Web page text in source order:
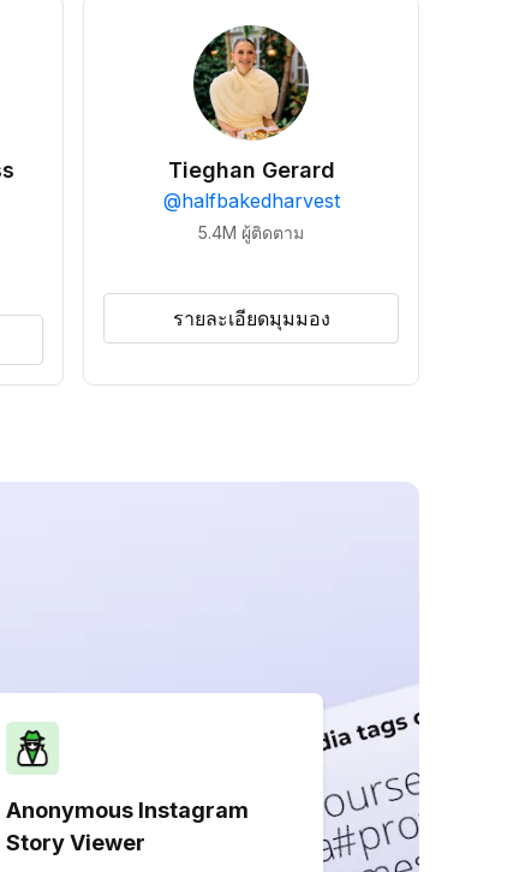
Tieghan Gerard
@halfbakedharvest
5.4M ผู้ติดตาม
รายละเอียดมุมมอง
Anonymous Instagram
Story Viewer